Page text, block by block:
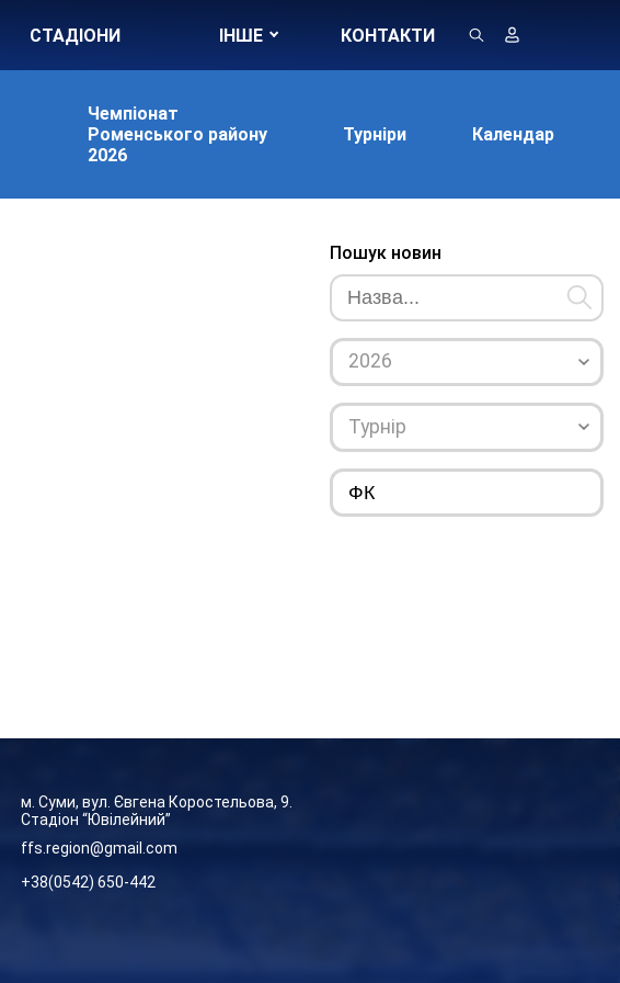
СТАДІОНИ ІНШЕ КОНТАКТИ
Чемпіонат
Роменського району
2026
Турніри Календар
Пошук новин
2026
Турнір
м. Суми, вул. Євгена Коростельова, 9.
Стадіон “Ювілейний”
ffs.region@gmail.com
+38(0542) 650-442